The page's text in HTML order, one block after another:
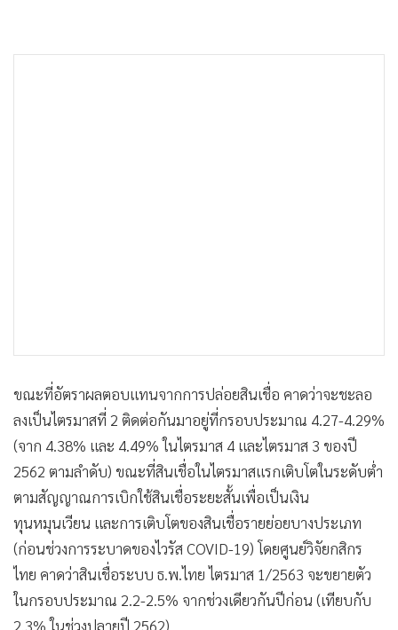
ขณะที่อัตราผลตอบแทนจากการปล่อยสินเชื่อ คาดว่าจะชะลอ
ลงเป็นไตรมาสที่ 2 ติดต่อกันมาอยู่ที่กรอบประมาณ 4.27-4.29%
(จาก 4.38% และ 4.49% ในไตรมาส 4 และไตรมาส 3 ของปี
2562 ตามลำดับ) ขณะที่สินเชื่อในไตรมาสแรกเติบโตในระดับต่ำ
ตามสัญญาณการเบิกใช้สินเชื่อระยะสั้นเพื่อเป็นเงิน
ทุนหมุนเวียน และการเติบโตของสินเชื่อรายย่อยบางประเภท
(ก่อนช่วงการระบาดของไวรัส COVID-19) โดยศูนย์วิจัยกสิกร
ไทย คาดว่าสินเชื่อระบบ ธ.พ.ไทย ไตรมาส 1/2563 จะขยายตัว
ในกรอบประมาณ 2.2-2.5% จากช่วงเดียวกันปีก่อน (เทียบกับ
2.3% ในช่วงปลายปี 2562)